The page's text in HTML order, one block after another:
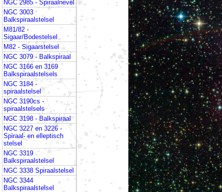
NGC 2985 - Spiraalnevel
NGC 3003
Balkspiraalstelsel
M81/82 -
Sigaar/Bodestelsel
M82 - Sigaarstelsel
NGC 3079 - Balkspiraal
NGC 3166 en 3169
Balkspiraalstelsels
NGC 3184 -
spiraalstelsel
NGC 3190cs -
spiraalstelsels
NGC 3198 - Balkspiraal
NGC 3227 en 3226 -
Spiraal- en elleptisch
stelsel
NGC 3319
Balkspiraalstelsel
NGC 3338 Spiraalstelsel
NGC 3344
Balkspiraalstelsel